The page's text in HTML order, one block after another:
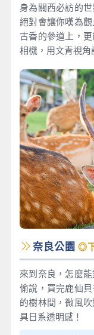
身為關西必訪的
絕對會讓你嘆為
古香的參道上，
相機，用文青視角
奈良公園 ◎
來到奈良，怎麼
偷說，買完鹿仙
的樹林間，微風
具日系透明感！